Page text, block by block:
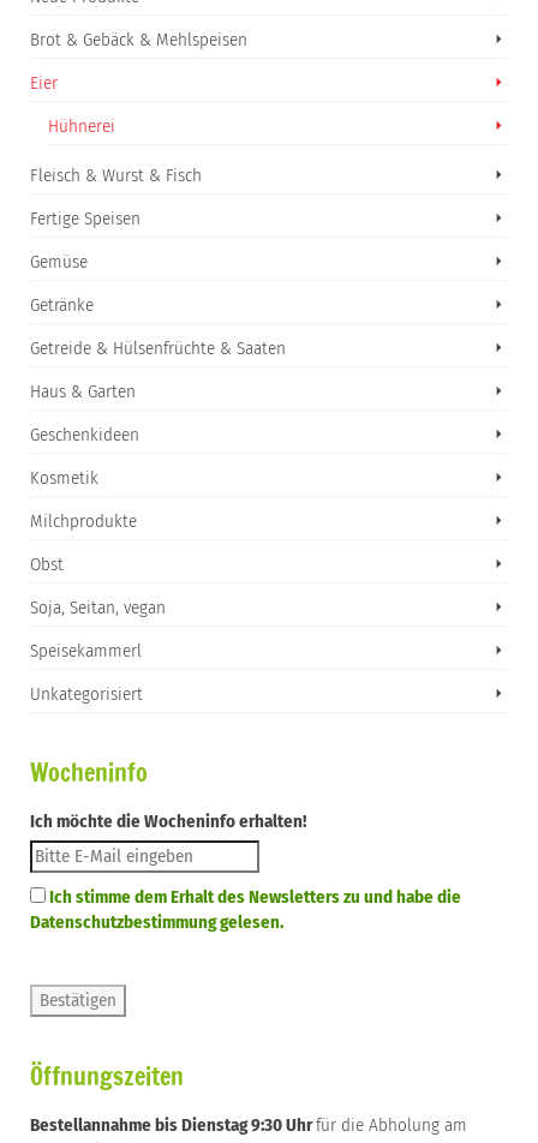
Brot & Gebäck & Mehlspeisen
Eier
Hühnerei
Fleisch & Wurst & Fisch
Fertige Speisen
Gemüse
Getränke
Getreide & Hülsenfrüchte & Saaten
Haus & Garten
Geschenkideen
Kosmetik
Milchprodukte
Obst
Soja, Seitan, vegan
Speisekammerl
Unkategorisiert
Wocheninfo
Ich möchte die Wocheninfo erhalten!
Ich stimme dem Erhalt des Newsletters zu und habe die
Datenschutzbestimmung gelesen.
Öffnungszeiten
Bestellannahme bis Dienstag 9:30 Uhrfür die Abholung am